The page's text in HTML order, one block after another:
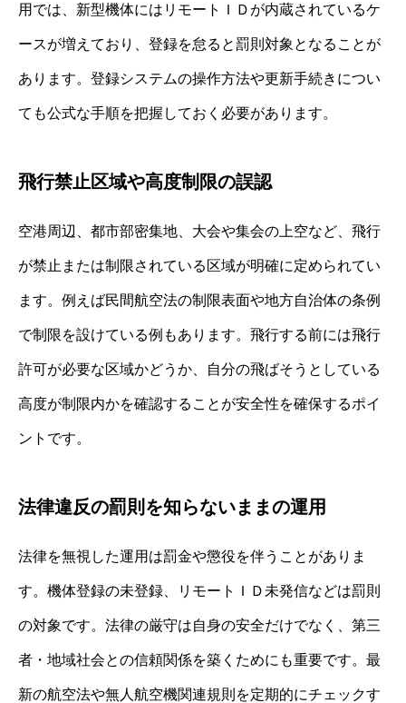
用では、新型機体にはリモートＩＤが内蔵されているケ
ースが増えており、登録を怠ると罰則対象となることが
あります。登録システムの操作方法や更新手続きについ
ても公式な手順を把握しておく必要があります。
飛行禁止区域や高度制限の誤認
空港周辺、都市部密集地、大会や集会の上空など、飛行
が禁止または制限されている区域が明確に定められてい
ます。例えば民間航空法の制限表面や地方自治体の条例
で制限を設けている例もあります。飛行する前には飛行
許可が必要な区域かどうか、自分の飛ばそうとしている
高度が制限内かを確認することが安全性を確保するポイ
ントです。
法律違反の罰則を知らないままの運用
法律を無視した運用は罰金や懲役を伴うことがありま
す。機体登録の未登録、リモートＩＤ未発信などは罰則
の対象です。法律の厳守は自身の安全だけでなく、第三
者・地域社会との信頼関係を築くためにも重要です。最
新の航空法や無人航空機関連規則を定期的にチェックす